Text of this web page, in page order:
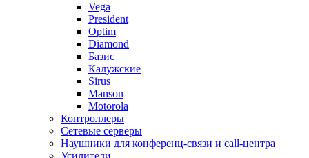
Vega
President
Optim
Diamond
Базис
Калужские
Sirus
Manson
Motorola
Контроллеры
Сетевые серверы
Наушники для конференц-связи и call-центра
Усилители